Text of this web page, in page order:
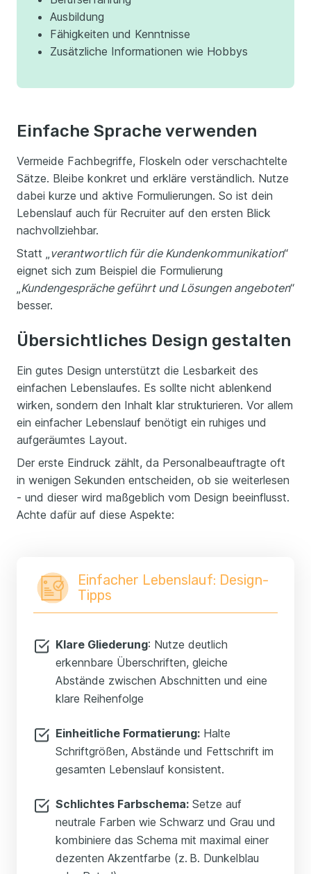
Ausbildung
Fähigkeiten und Kenntnisse
Zusätzliche Informationen wie Hobbys
Einfache Sprache verwenden
Vermeide Fachbegriffe, Floskeln oder verschachtelte
Sätze. Bleibe konkret und erkläre verständlich. Nutze
dabei kurze und aktive Formulierungen. So ist dein
Lebenslauf auch für Recruiter auf den ersten Blick
nachvollziehbar.
Statt „ verantwortlich für die Kundenkommunikation“
eignet sich zum Beispiel die Formulierung
Kundengespräche geführt und Lösungen angeboten“
besser.
Übersichtliches Design gestalten
Ein gutes Design unterstützt die Lesbarkeit des
einfachen Lebenslaufes. Es sollte nicht ablenkend
wirken, sondern den Inhalt klar strukturieren. Vor allem
ein einfacher Lebenslauf benötigt ein ruhiges und
aufgeräumtes Layout.
Der erste Eindruck zählt, da Personalbeauftragte oft
in wenigen Sekunden entscheiden, ob sie weiterlesen
- und dieser wird maßgeblich vom Design beeinflusst.
Achte dafür auf diese Aspekte:
Einfacher Lebenslauf: Design-
Tipps
Klare Gliederung: Nutze deutlich
erkennbare Überschriften, gleiche
Abstände zwischen Abschnitten und eine
klare Reihenfolge
Einheitliche Formatierung: Halte
Schriftgrößen, Abstände und Fettschrift im
gesamten Lebenslauf konsistent.
Schlichtes Farbschema: Setze auf
neutrale Farben wie Schwarz und Grau und
kombiniere das Schema mit maximal einer
dezenten Akzentfarbe (z. B. Dunkelblau